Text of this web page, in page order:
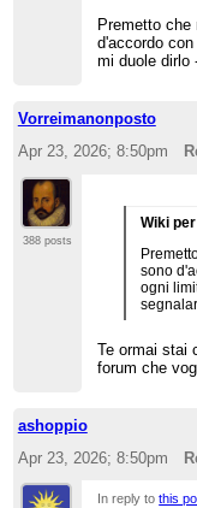
Premetto
d'accordo
mi duole dirlo
Vorreimanonposto
Apr 23, 2026; 8:50pm
388 posts
Wiki
sono
ogni
Te ormai stai
forum che
ashoppio
Apr 23, 2026; 8:50pm
In reply tothis